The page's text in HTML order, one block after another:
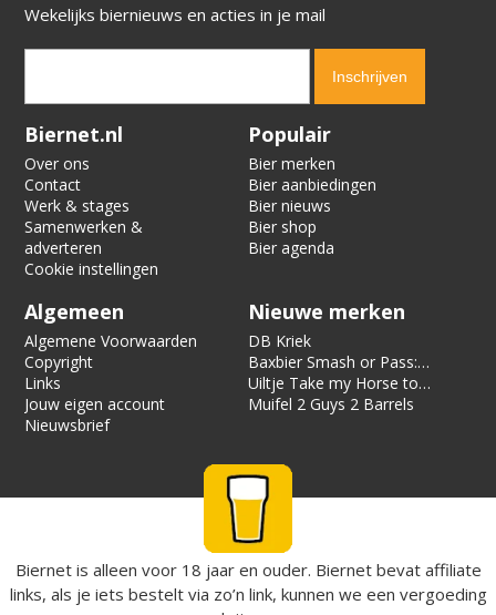
Wekelijks biernieuws en acties in je mail
Verification code:
Biernet.nl
Over ons
Contact
Werk & stages
Samenwerken &
adverteren
Cookie instellingen
Populair
Bier merken
Bier aanbiedingen
Bier nieuws
Bier shop
Bier agenda
Algemeen
Algemene Voorwaarden
Copyright
Links
Jouw eigen account
Nieuwsbrief
Nieuwe merken
DB Kriek
Baxbier Smash or Pass:
Strata
Uiltje Take my Horse to
the Hotel Room
Muifel 2 Guys 2 Barrels
Biernet is alleen voor 18 jaar en ouder. Biernet bevat affiliate
links, als je iets bestelt via zo’n link, kunnen we een vergoeding